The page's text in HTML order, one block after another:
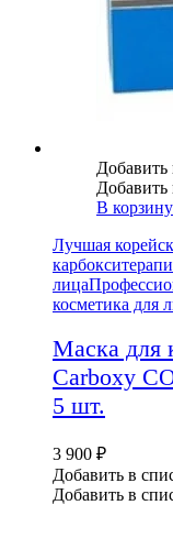
Добавить
Добавить
В корзину
Лучшая
лица
косметика для
Маска для
Carboxy
5 шт.
3 900 ₽
Добавить в
Добавить в